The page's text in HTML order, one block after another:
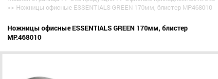
>> Ножницы офисные ESSENTIALS GREEN 170мм, блистер MP.468010
Ножницы офисные ESSENTIALS GREEN 170мм, блистер
MP.468010